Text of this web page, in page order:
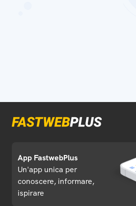
App FastwebPlus
Un'app unica per
conoscere, informare,
ispirare